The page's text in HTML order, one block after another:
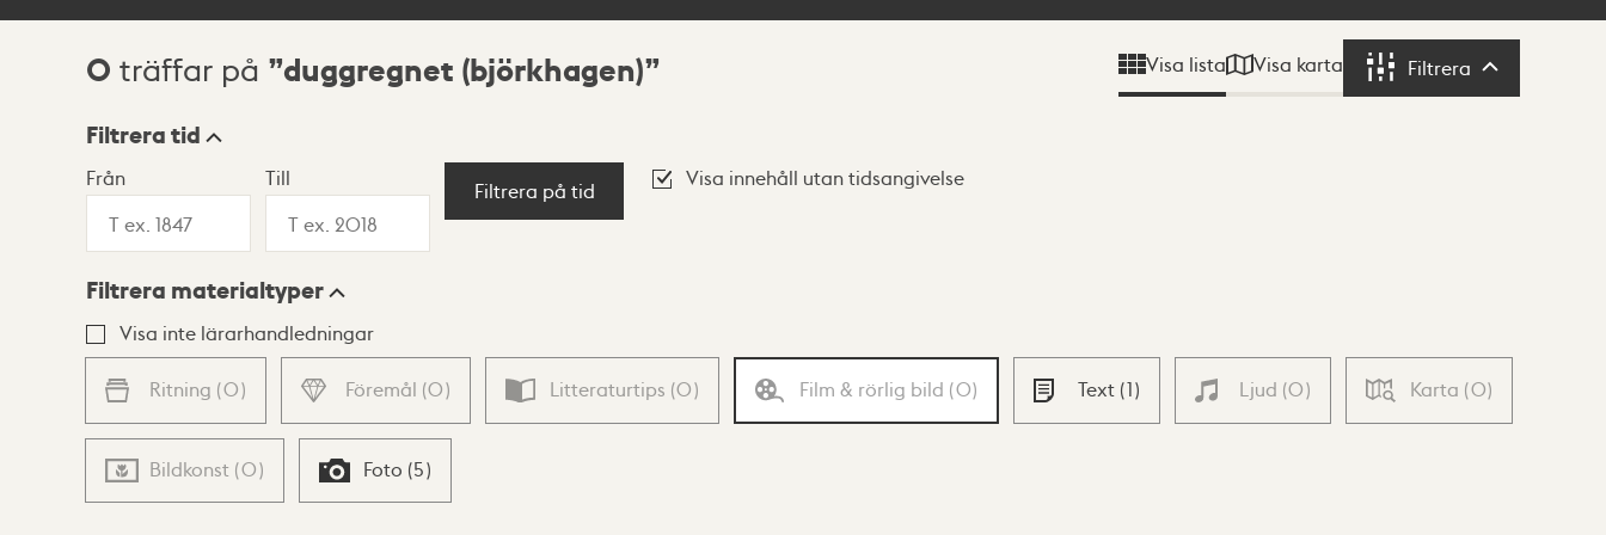
Sökresultat
0 träffar på duggregnet (björkhagen) Visa lista Visa karta Filtrera Filtrera
Visningsläge
Lista Karta
Filtrera tid
Från Till
Filtrera på tid
Visa innehåll utan tidsangivelse
Filtrera materialtyper
Visa inte lärarhandledningar
Ritning (0) Föremål (0) Litteraturtips (0) Film & rörlig bild (0) Text (1) Ljud (0) Karta (0)
Bildkonst (0) Foto (5)